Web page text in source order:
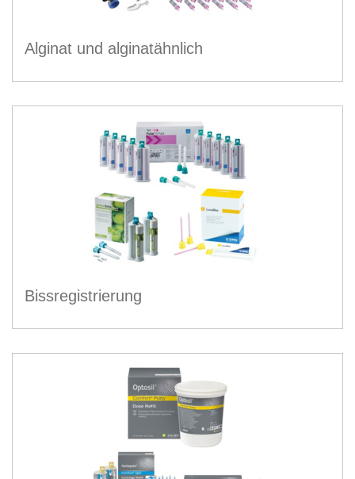
Alginat und alginatähnlich
Bissregistrierung